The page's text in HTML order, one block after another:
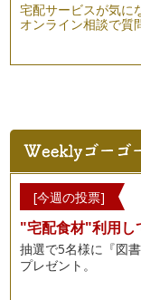
宅配サービスが気に
オンライン相談で質
[今週の投票]
"宅配食材"利用し
抽選で5名様に『図
プレゼント。